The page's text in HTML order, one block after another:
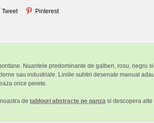
Tweet Pinterest
Nuantele predominante de galben, rosu, negru
sau industriale. Liniile subtiri desenate manual
orice perete.
de tablouri abstracte pe panza si descopera